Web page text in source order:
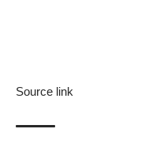
Source link